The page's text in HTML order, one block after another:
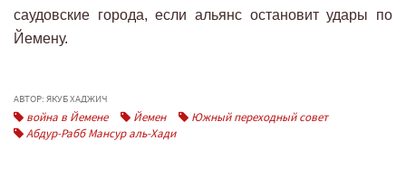
саудовские города, если альянс остановит удары по
Йемену.
АВТОР: ЯКУБ ХАДЖИЧ
война в Йемене Йемен
Южный переходный совет
Абдур-Рабб Мансур аль-Хади